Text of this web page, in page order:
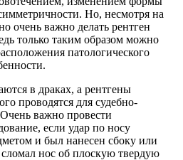
Но, несмотря на
очень важно делать рентген
только таким образом можно
патологического
в драках, а рентгены
проводятся для судебно-
важно провести
если удар по носу
и был нанесен сбоку или
нос об плоскую твердую